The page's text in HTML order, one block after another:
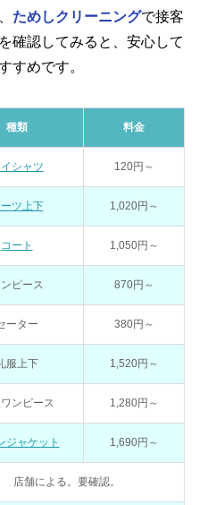
ためしクリーニングで接客
確認してみると、安心して
すめです。
種類 料金
シャツ 120円～
ツ上下 1,020円～
コート 1,050円～
ピース 870円～
ーター 380円～
服上下 1,520円～
ンピース 1,280円～
ジャケット 1,690円～
店舗による。要確認。